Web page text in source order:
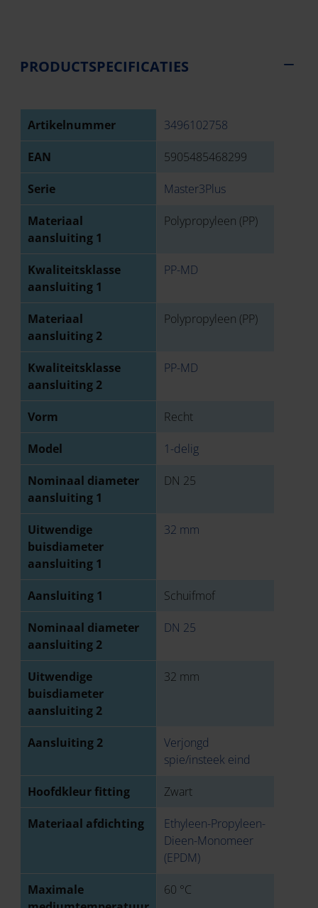
PRODUCTSPECIFICATIES
Artikelnummer 3496102758
EAN 5905485468299
Serie Master3Plus
Materiaal
aansluiting 1
Polypropyleen (PP)
Kwaliteitsklasse
aansluiting 1
PP-MD
Materiaal
aansluiting 2
Polypropyleen (PP)
Kwaliteitsklasse
aansluiting 2
PP-MD
Vorm Recht
Model 1-delig
Nominaal diameter
aansluiting 1
DN 25
Uitwendige
buisdiameter
aansluiting 1
32 mm
Aansluiting 1 Schuifmof
Nominaal diameter
aansluiting 2
DN 25
Uitwendige
buisdiameter
aansluiting 2
32 mm
Aansluiting 2
Verjongd
spie/insteek eind
Hoofdkleur fitting Zwart
Materiaal afdichting
Ethyleen-Propyleen-
Dieen-Monomeer
(EPDM)
Maximale
60 °C